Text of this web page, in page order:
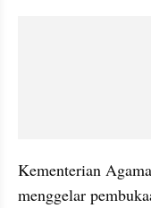
Kementerian
menggelar